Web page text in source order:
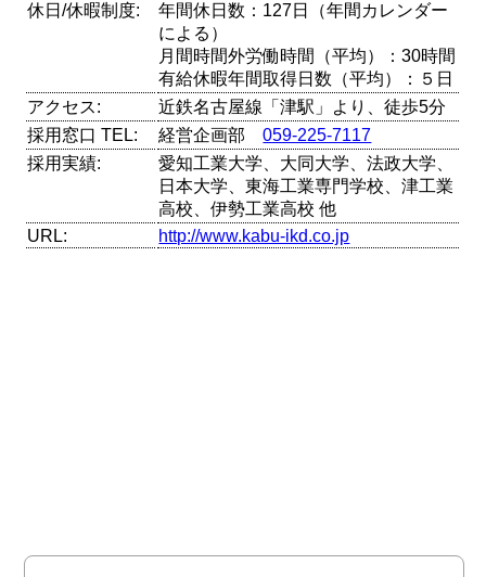
休日/休暇制度:
年間休日数：127日（年間カレンダー
による）
月間時間外労働時間（平均）：30時間
有給休暇年間取得日数（平均）：５日
アクセス:
近鉄名古屋線「津駅」より、徒歩5分
採用窓口 TEL:
経営企画部059-225-7117
採用実績:
愛知工業大学、大同大学、法政大学、
日本大学、東海工業専門学校、津工業
高校、伊勢工業高校 他
URL:
http://www.kabu-ikd.co.jp